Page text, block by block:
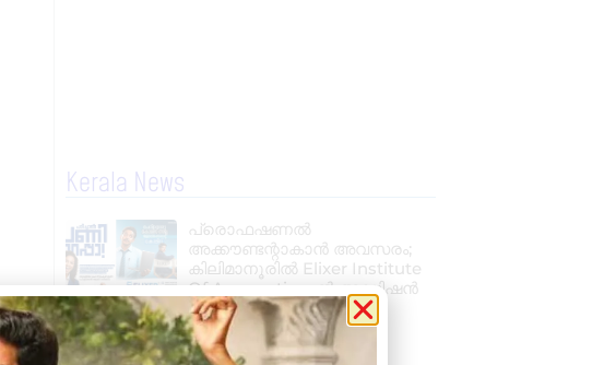
Kerala News
പ്രൊഫഷണൽ
അക്കൗണ്ടന്റാകാൻ അവസരം;
കിലിമാനൂരിൽ Elixer Institute
Of Accounting-ൽ അഡ്മിഷൻ
ആരംഭിച്ചു
August 6, 20263:37 pm